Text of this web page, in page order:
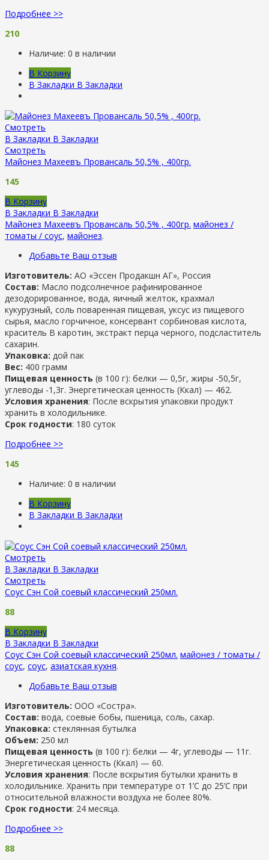
Подробнее >>
210
Наличие: 0 в наличии
В Корзину
В Закладки В Закладки
Смотреть
В Закладки В Закладки
Смотреть
Майонез Махеевъ Провансаль 50,5% , 400гр.
145
В Корзину
В Закладки В Закладки
Майонез Махеевъ Провансаль 50,5% , 400гр. майонез /
томаты / соус, майонез.
Добавьте Ваш отзыв
Изготовитель: АО «Эссен Продакшн АГ», Россия
Состав: Масло подсолнечное рафинированное
дезодорированное, вода, яичный желток, крахмал
кукурузный, соль поваренная пищевая, уксус из пищевого
сырья, масло горчичное, консервант сорбиновая кислота,
краситель В каротин, экстракт перца черного, подсластитель
сахарин.
Упаковка: дой пак
Вес: 400 грамм
Пищевая ценность (в 100 г): белки — 0,5г, жиры -50,5г,
углеводы -1,3г. Энергетическая ценность (Ккал) — 462.
Условия хранения: После вскрытия упаковки продукт
хранить в холодильнике.
Срок годности: 180 суток
Подробнее >>
145
Наличие: 0 в наличии
В Корзину
В Закладки В Закладки
Смотреть
В Закладки В Закладки
Смотреть
Соус Сэн Сой соевый классический 250мл.
88
В Корзину
В Закладки В Закладки
Соус Сэн Сой соевый классический 250мл. майонез / томаты /
соус, соус, азиатская кухня.
Добавьте Ваш отзыв
Изготовитель: ООО «Состра».
Состав: вода, соевые бобы, пшеница, соль, сахар.
Упаковка: стеклянная бутылка
Объем: 250 мл
Пищевая ценность (в 100 г): белки — 4г, углеводы — 11г.
Энергетическая ценность (Ккал) — 60.
Условия хранения: После вскрытия бутылки хранить в
холодильнике. Хранить при температуре от 1’C до 25’C при
относительной влажности воздуха не более 80%.
Срок годности: 24 месяца.
Подробнее >>
88